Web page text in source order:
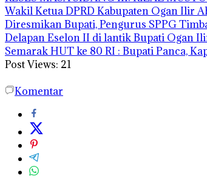
Wakil Ketua DPRD Kabupaten Ogan Ilir
Diresmikan Bupati, Pengurus SPPG
Delapan Eselon II di lantik Bupati Ogan
Semarak HUT ke 80 RI : Bupati Panca,
Post Views: 21
Komentar